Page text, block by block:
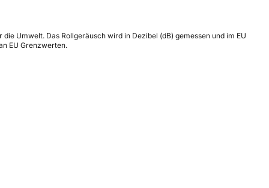
Umwelt. Das Rollgeräusch wird in Dezibel (dB) gemessen und im EU
EU Grenzwerten.